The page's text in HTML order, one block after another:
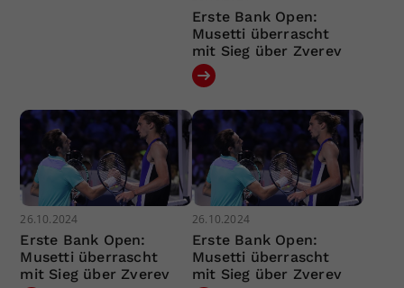
Erste Bank Open:
Musetti überrascht
mit Sieg über Zverev
26.10.2024
Erste Bank Open:
Musetti überrascht
mit Sieg über Zverev
26.10.2024
Erste Bank Open:
Musetti überrascht
mit Sieg über Zverev